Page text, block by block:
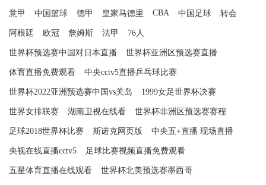
意甲 中国篮球 德甲 皇家马德里 CBA 中国足球 转会
阿根廷 欧冠 詹姆斯 法甲 76人
世界杯预选赛中国对日本直播 世界杯亚洲区预选赛直播
体育直播免费观看 中央cctv5直播乒乓球比赛
世界杯2022亚洲预选赛中国vs关岛 1999女足世界杯决赛
世界女排联赛 湖南卫视在线看 世界杯非洲区预选赛赛程
足球2018世界杯比赛 斯诺克网页版 中央五+直播 现场直播
央视在线直播cctv5 足球比赛视频直播免费观看
五星体育直播在线观看 世界杯北美预选赛墨西哥